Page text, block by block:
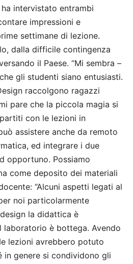
intervistato entrambi
impressioni e
settimane di lezione.
dalla difficile contingenza
il Paese. “Mi sembra –
gli studenti siano entusiasti.
raccolgono ragazzi
pare che la piccola magia si
con le lezioni in
assistere anche da remoto
ed integrare i due
opportuno. Possiamo
come deposito dei materiali
“Alcuni aspetti legati al
noi particolarmente
la didattica è
laboratorio è bottega. Avendo
lezioni avrebbero potuto
in genere si condividono gli